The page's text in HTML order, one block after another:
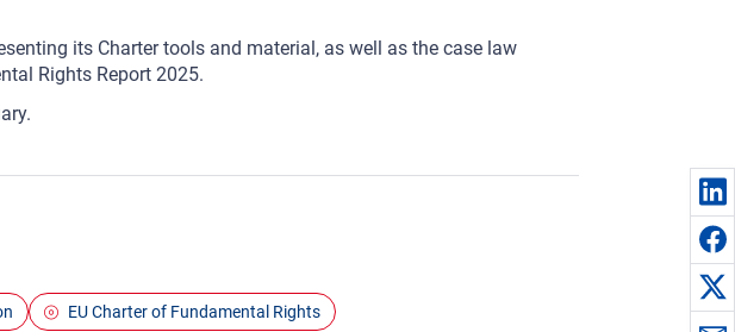
its Charter tools and material, as well as the case law
Rights Report 2025.
EU Charter of Fundamental Rights